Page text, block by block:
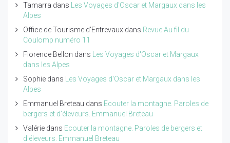
Tamarra dans
Les Voyages d'Oscar et Margaux dans les
Alpes
Office de Tourisme d'Entrevaux dans Revue Au fil du
Coulomp numéro 11
Florence Bellon dans
Les Voyages d'Oscar et Margaux
dans les Alpes
Sophie dans
Les Voyages d'Oscar et Margaux dans les
Alpes
Emmanuel Breteau dans Ecouter la montagne. Paroles de
bergers et d'éleveurs. Emmanuel Breteau
Valérie dans Ecouter la montagne. Paroles de bergers et
d'éleveurs. Emmanuel Breteau